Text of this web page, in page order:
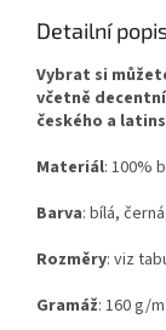
Detailní
Vybrat si
včetně
českého a
Materiál: 100%
Barva: bílá,
Rozměry: viz
Gramáž: 160 g/